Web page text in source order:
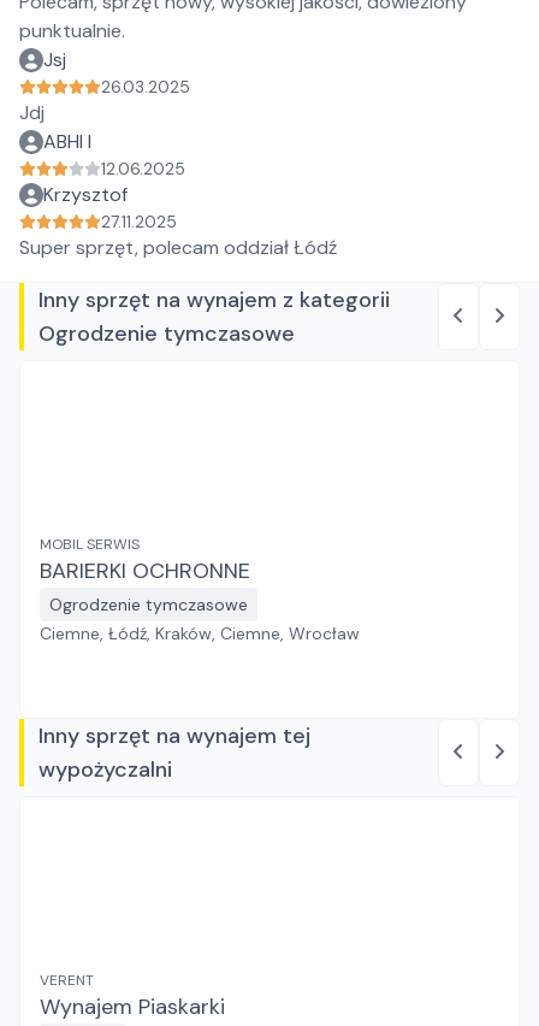
punktualnie.
Jsj
26.03.2025
Jdj
ABHI I
12.06.2025
Krzysztof
27.11.2025
Super sprzęt, polecam oddział Łódź
Inny sprzęt na wynajem z kategorii
Ogrodzenie tymczasowe
MOBIL SERWIS
BARIERKI OCHRONNE
Ogrodzenie tymczasowe
Ciemne, Łódź, Kraków, Ciemne, Wrocław
Inny sprzęt na wynajem tej
wypożyczalni
VERENT
Wynajem Piaskarki